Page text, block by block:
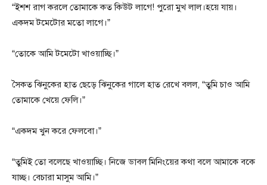
“ইশশ রাগ করলে তোমাকে কত কিউট লাগে! পুরো মুখ লাল।হয়ে যায়।
একদম টমেটোর মতো লাগে।”
“তোকে আমি টমেটো খাওয়াচ্ছি।”
সৈকত ঝিনুকের হাত ছেড়ে ঝিনুকের গালে হাত রেখে বলল, “তুমি চাও আমি
তোমাকে খেয়ে ফেলি।”
“একদম খুন করে ফেলবো।”
“তুমিই তো বলেছে খাওয়াচ্ছি। নিজে ডাবল মিনিংয়ের কথা বলে আমাকে বকে
যাচ্ছ। বেচারা মাসুম আমি।”